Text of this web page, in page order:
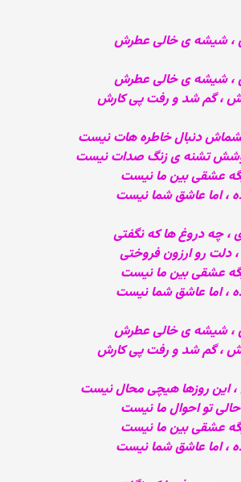
، شیشه ی خالی عطرش
، شیشه ی خالی عطرش
، گم شد و رفت پی کارش
دنبال خاطره هات نیست
تشنه ی زنگ صدات نیست
عشقی بین ما نیست
، اما عاشق شما نیست
چه دروغ ها که نگفتی
دلت رو ارزون فروختی
عشقی بین ما نیست
، اما عاشق شما نیست
، شیشه ی خالی عطرش
، گم شد و رفت پی کارش
این روزها هیچی محال نیست
تو احوال ما نیست
عشقی بین ما نیست
، اما عاشق شما نیست